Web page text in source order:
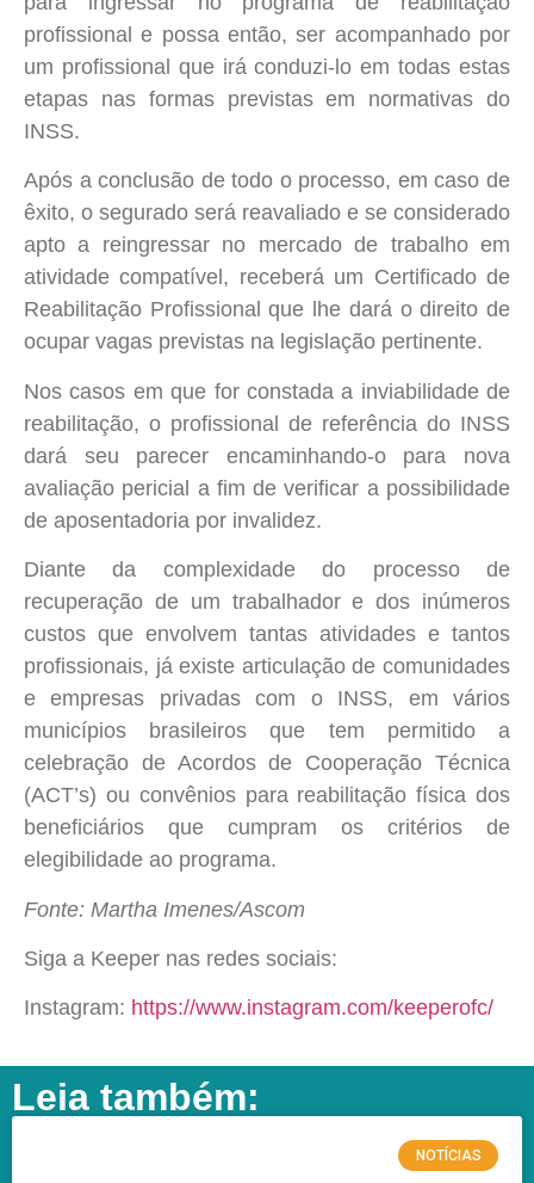
profissional e possa então, ser acompanhado por
um profissional que irá conduzi-lo em todas estas
etapas nas formas previstas em normativas do
INSS.
Após a conclusão de todo o processo, em caso de
êxito, o segurado será reavaliado e se considerado
apto a reingressar no mercado de trabalho em
atividade compatível, receberá um Certificado de
Reabilitação Profissional que lhe dará o direito de
ocupar vagas previstas na legislação pertinente.
Nos casos em que for constada a inviabilidade de
reabilitação, o profissional de referência do INSS
dará seu parecer encaminhando-o para nova
avaliação pericial a fim de verificar a possibilidade
de aposentadoria por invalidez.
Diante da complexidade do processo de
recuperação de um trabalhador e dos inúmeros
custos que envolvem tantas atividades e tantos
profissionais, já existe articulação de comunidades
e empresas privadas com o INSS, em vários
municípios brasileiros que tem permitido a
celebração de Acordos de Cooperação Técnica
(ACT’s) ou convênios para reabilitação física dos
beneficiários que cumpram os critérios de
elegibilidade ao programa.
Fonte: Martha Imenes/Ascom
Siga a Keeper nas redes sociais:
Instagram: https://www.instagram.com/keeperofc/
Leia também:
NOTÍCIAS